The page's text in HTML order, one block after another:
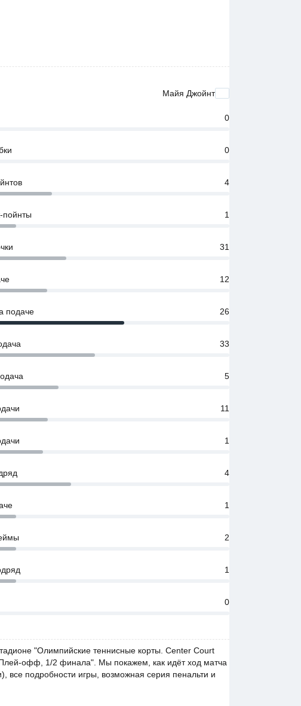
Майя Джойнт
0
0
4
пойнты 1
31
12
подаче 26
33
5
11
1
4
1
2
1
0
"Олимпийские теннисные корты. Center Court
офф, 1/2 финала". Мы покажем, как идёт ход матча
все подробности игры, возможная серия пенальти и